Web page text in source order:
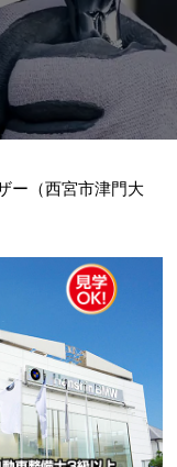
ー（西宮市津門大